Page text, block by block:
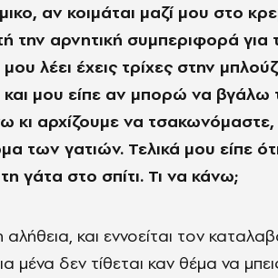
αν κοιμάται μαζί μου στο
την αρνητική συμπεριφορά για
λέει έχεις τρίχες στην
και μου είπε αν μπορώ να βγάλω
κι αρχίζουμε να τσακωνόμαστε,
των γατιών. Τελικά μου είπε
γάτα στο σπίτι. Τι να κάνω;
αλήθεια, και εννοείται τον
μένα δεν τίθεται καν θέμα να